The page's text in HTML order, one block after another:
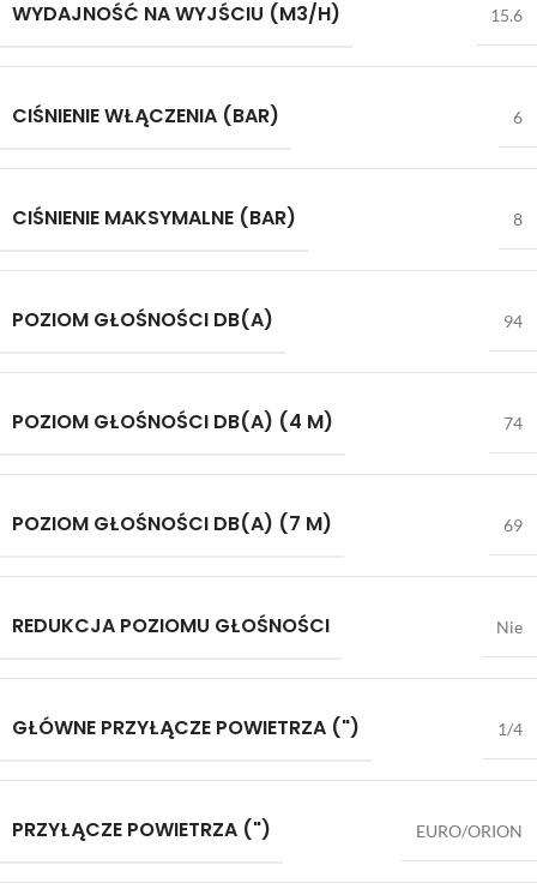
WYDAJNOŚĆ NA WYJŚCIU (M3/H) 15.6
CIŚNIENIE WŁĄCZENIA (BAR) 6
CIŚNIENIE MAKSYMALNE (BAR) 8
POZIOM GŁOŚNOŚCI DB(A) 94
POZIOM GŁOŚNOŚCI DB(A) (4 M) 74
POZIOM GŁOŚNOŚCI DB(A) (7 M) 69
REDUKCJA POZIOMU GŁOŚNOŚCI Nie
GŁÓWNE PRZYŁĄCZE POWIETRZA (") 1/4
PRZYŁĄCZE POWIETRZA (") EURO/ORION